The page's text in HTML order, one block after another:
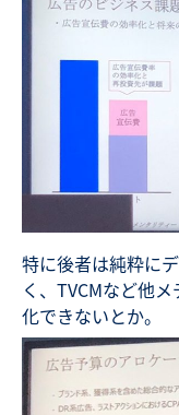
特に後者は純粋に
く、TVCMなど他
化できないとか。